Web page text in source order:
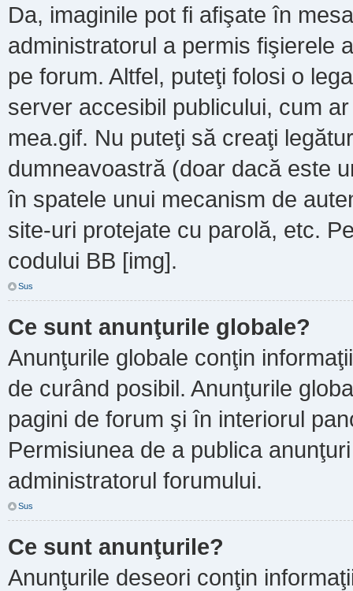
Da, imaginile pot fi afişate în
administratorul a permis fişierele
pe forum. Altfel, puteţi folosi o
server accesibil publicului, cum
mea.gif. Nu puteţi să creaţi
dumneavoastră (doar dacă este
în spatele unui mecanism de
site-uri protejate cu parolă, etc.
codului BB [img].
Sus
Ce sunt anunţurile globale?
Anunţurile globale conţin
de curând posibil. Anunţurile
pagini de forum şi în interiorul
Permisiunea de a publica
administratorul forumului.
Sus
Ce sunt anunţurile?
Anunţurile deseori conţin